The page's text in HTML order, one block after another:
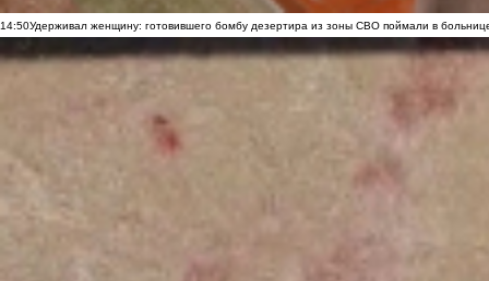
14:50Удерживал женщину: готовившего бомбу дезертира из зоны СВО поймали в